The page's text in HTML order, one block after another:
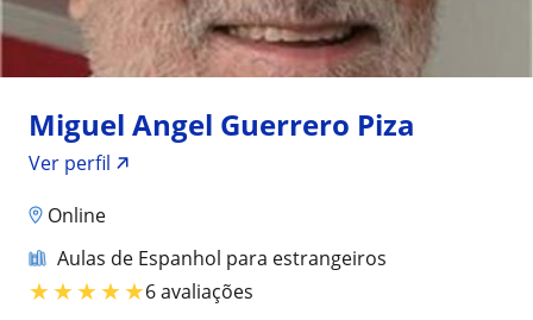
Miguel Angel Guerrero Piza
Ver perfil
Online
Aulas de Espanhol para estrangeiros
★★★★★6 avaliações